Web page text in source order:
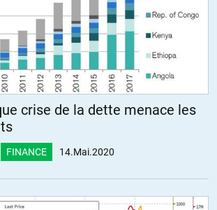
crise de la dette menace les
FINANCE 14.Mai.2020